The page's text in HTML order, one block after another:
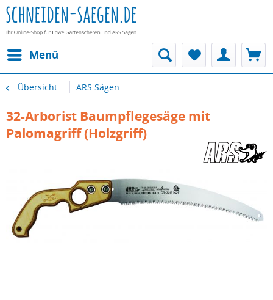
Menü
Übersicht ARS Sägen
32-Arborist Baumpflegesäge mit
Palomagriff (Holzgriff)